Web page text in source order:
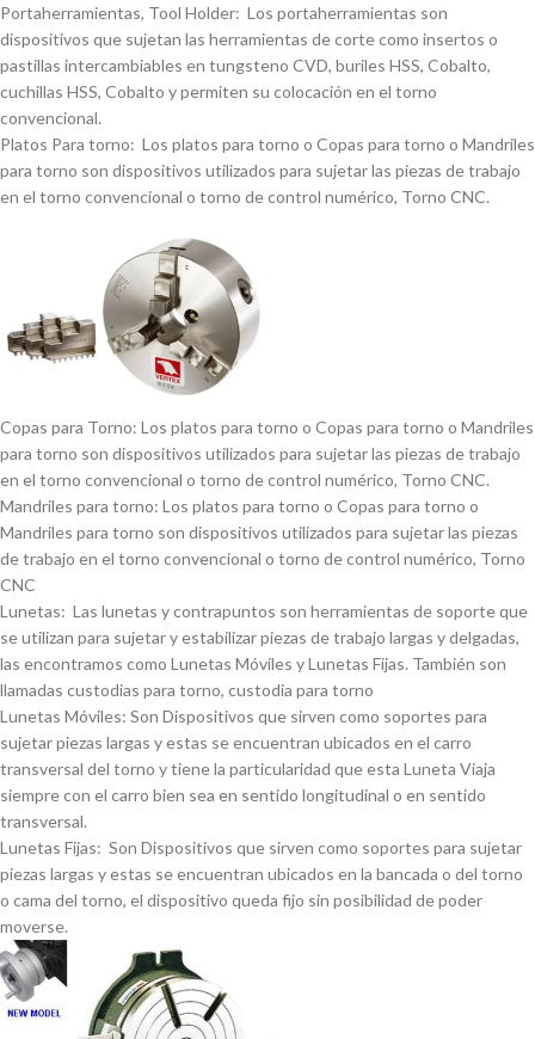
Portaherramientas, Tool Holder: Los portaherramientas son
dispositivos que sujetan las herramientas de corte como insertos o
pastillas intercambiables en tungsteno CVD, buriles HSS, Cobalto,
cuchillas HSS, Cobalto y permiten su colocación en el torno
convencional.
Platos Para torno: Los platos para torno o Copas para torno o Mandriles
para torno son dispositivos utilizados para sujetar las piezas de trabajo
en el torno convencional o torno de control numérico, Torno CNC.
Copas para Torno: Los platos para torno o Copas para torno o Mandriles
para torno son dispositivos utilizados para sujetar las piezas de trabajo
en el torno convencional o torno de control numérico, Torno CNC.
Mandriles para torno: Los platos para torno o Copas para torno o
Mandriles para torno son dispositivos utilizados para sujetar las piezas
de trabajo en el torno convencional o torno de control numérico, Torno
CNC
Lunetas: Las lunetas y contrapuntos son herramientas de soporte que
se utilizan para sujetar y estabilizar piezas de trabajo largas y delgadas,
las encontramos como Lunetas Móviles y Lunetas Fijas. También son
llamadas custodias para torno, custodia para torno
Lunetas Móviles: Son Dispositivos que sirven como soportes para
sujetar piezas largas y estas se encuentran ubicados en el carro
transversal del torno y tiene la particularidad que esta Luneta Viaja
siempre con el carro bien sea en sentido longitudinal o en sentido
transversal.
Lunetas Fijas: Son Dispositivos que sirven como soportes para sujetar
piezas largas y estas se encuentran ubicados en la bancada o del torno
o cama del torno, el dispositivo queda fijo sin posibilidad de poder
moverse.